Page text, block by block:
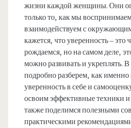
жизни каждой женщины. Они
только то, как мы
взаимодействуем с
кажется, что уверенность – это
рождаемся, но на самом деле,
можно развивать и укреплять.
подробно разберем, как
уверенность в себе и
освоим эффективные техники
также поделимся полезными
практическими